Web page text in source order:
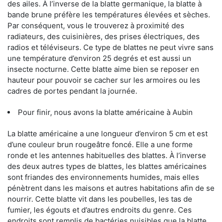
des ailes. À l’inverse de la blatte germanique, la blatte à
bande brune préfère les températures élevées et sèches.
Par conséquent, vous le trouverez à proximité des
radiateurs, des cuisinières, des prises électriques, des
radios et téléviseurs. Ce type de blattes ne peut vivre sans
une température d’environ 25 degrés et est aussi un
insecte nocturne. Cette blatte aime bien se reposer en
hauteur pour pouvoir se cacher sur les armoires ou les
cadres de portes pendant la journée.
Pour finir, nous avons la blatte américaine à Aubin
La blatte américaine a une longueur d’environ 5 cm et est
d’une couleur brun rougeâtre foncé. Elle a une forme
ronde et les antennes habituelles des blattes. À l’inverse
des deux autres types de blattes, les blattes américaines
sont friandes des environnements humides, mais elles
pénètrent dans les maisons et autres habitations afin de se
nourrir. Cette blatte vit dans les poubelles, les tas de
fumier, les égouts et d’autres endroits du genre. Ces